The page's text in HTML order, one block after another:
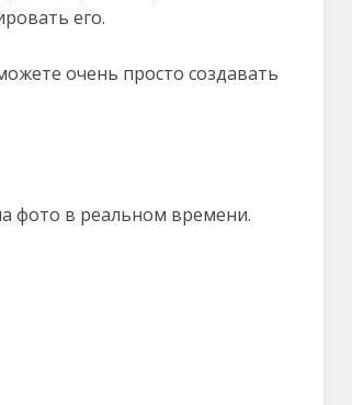
его.
очень просто создавать
фото в реальном времени.